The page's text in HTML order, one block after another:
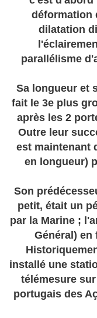
déformation
dilatation
parallélisme
Sa longueur et
fait le 3e plus
après les 2
Outre leur
est maintenant
en longueur)
Son
petit, était un
par la Marine ;
Général) en
installé une
télémesure
portugais des